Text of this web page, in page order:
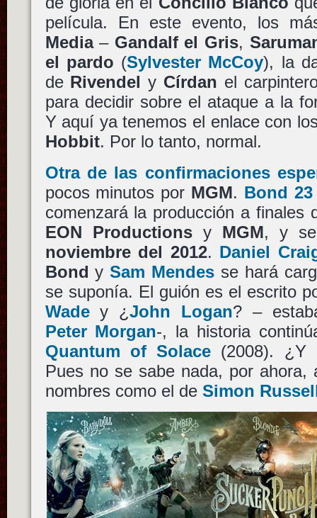
película. En este evento, los
Media– Gandalf el Gris,
el pardo (Sylvester McCoy), la
de Rivendel y Círdan el
para decidir sobre el ataque a la
Y aquí ya tenemos el enlace con
Hobbit. Por lo tanto, normal.
Otra de las confirmaciones
pocos minutos por MGM. Bond 23
comenzará la producción a finales
EON Productionsy MGM, y
noviembre del 2012. Daniel
Bond ySam Mendes se hará
se suponía. El guión es el escrito
Wadey ¿John Logan? –
Peter Morgan-, la historia
Quantum of Solace (2008). ¿Y
Pues no se sabe nada, por ahora,
nombres como el de Simon